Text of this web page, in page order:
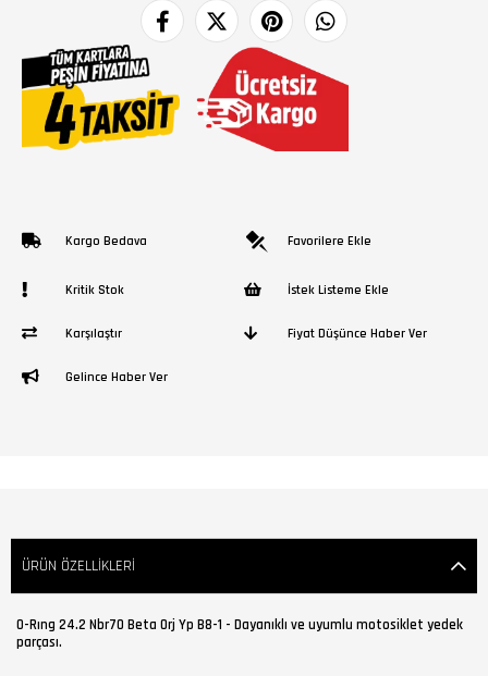
Kargo Bedava Favorilere Ekle
Kritik Stok İstek Listeme Ekle
Karşılaştır Fiyat Düşünce Haber Ver
Gelince Haber Ver
ÜRÜN ÖZELLIKLERI
O-Rıng 24.2 Nbr70 Beta Orj Yp B8-1 - Dayanıklı ve uyumlu motosiklet yedek
parçası.